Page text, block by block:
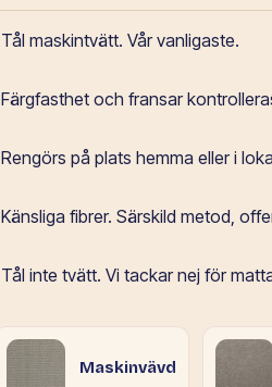
Tål maskintvätt. Vår vanligaste.
Färgfasthet och fransar
Rengörs på plats hemma eller i
Känsliga fibrer. Särskild metod,
Tål inte tvätt. Vi tackar nej för
Maskinvävd